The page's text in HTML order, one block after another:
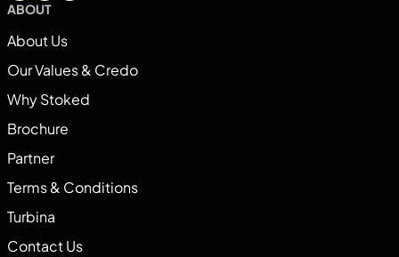
ABOUT
About Us
Our Values & Credo
Why Stoked
Brochure
Partner
Terms & Conditions
Turbina
Contact Us